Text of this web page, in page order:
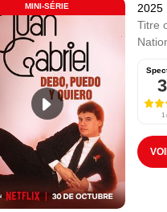
MINI-SÉRIE 2025
Titre
1